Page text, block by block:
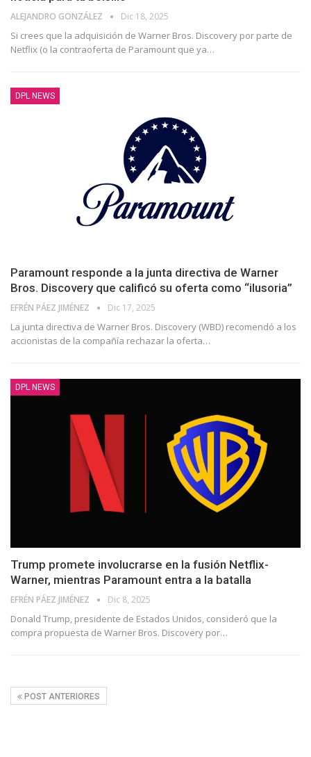
ALEJANDRO GONZÁLEZ Dic 18, 2025
Si crees que la adquisición de Warner Bros. Discovery por parte de
Netflix (o la contraoferta de Paramount que ya…
DPL NEWS
Paramount responde a la junta directiva de Warner
Bros. Discovery que calificó su oferta como “ilusoria”
EFRÉN PÁEZ JIMÉNEZ Dic 17, 2025
La junta directiva de Warner Bros. Discovery (WBD) recomendó a los
accionistas de la compañía rechazar la oferta…
DPL NEWS
Trump promete involucrarse en la fusión Netflix-
Warner, mientras Paramount entra a la batalla
EFRÉN PÁEZ JIMÉNEZ Dic 8, 2025
Donald Trump, presidente de Estados Unidos, consideró que la
compra propuesta de Warner Bros. Discovery por…
POST ANTERIORES